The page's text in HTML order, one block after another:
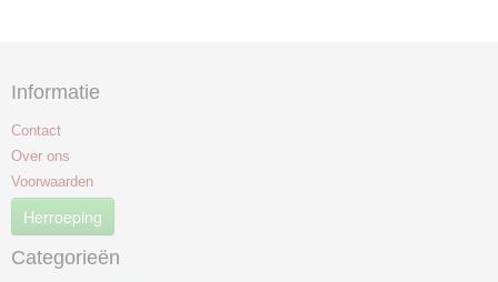
Informatie
Contact
Over ons
Voorwaarden
Herroeping
Categorieën